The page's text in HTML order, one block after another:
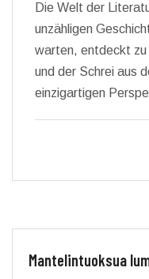
Die Welt der
unzähligen
warten, entdeckt zu
und der Schrei aus
einzigartigen
Mantelintuoksua